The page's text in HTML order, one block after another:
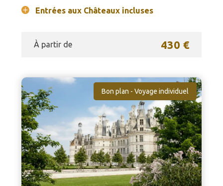
Entrées aux Châteaux incluses
À partir de 430 €
Bon plan - Voyage individuel